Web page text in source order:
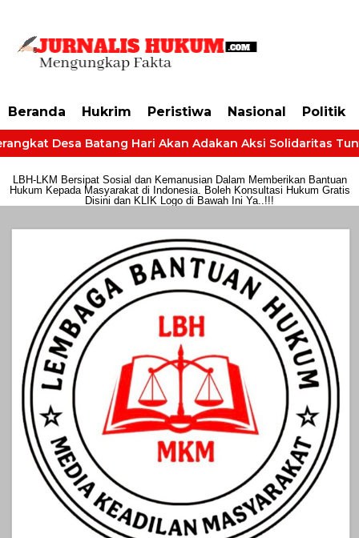
Beranda Hukrim Peristiwa Nasional Politik
Desa Batang Hari Akan Adakan Aksi Solidaritas
LBH-LKM Bersipat Sosial dan Kemanusian Dalam Memberikan Bantuan
Hukum Kepada Masyarakat di Indonesia. Boleh Konsultasi Hukum Gratis
Disini dan KLIK Logo di Bawah Ini Ya..!!!